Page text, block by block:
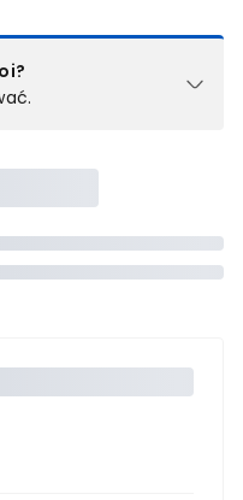
jedną z ofert z listy
dla każdego
nami,by złożyć